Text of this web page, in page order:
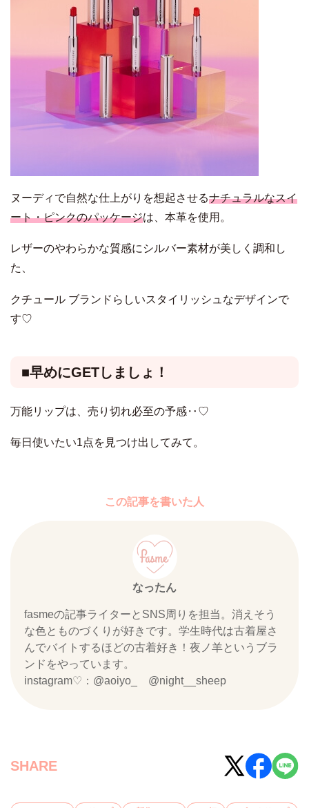
ヌーディで自然な仕上がりを想起させるナチュラルなスイ
ート・ピンクのパッケージは、本革を使用。
レザーのやわらかな質感にシルバー素材が美しく調和し
た、
クチュール ブランドらしいスタイリッシュなデザインで
す♡
■早めにGETしましょ！
万能リップは、売り切れ必至の予感‥♡
毎日使いたい1点を見つけ出してみて。
この記事を書いた人
なったん
fasmeの記事ライターとSNS周りを担当。消えそう
な色とものづくりが好きです。学生時代は古着屋さ
んでバイトするほどの古着好き！夜ノ羊というブラ
ンドをやっています。
instagram♡：@aoiyo_ @night__sheep
SHARE